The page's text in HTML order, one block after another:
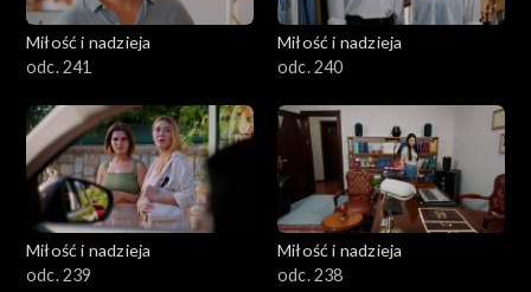
Miłość i nadzieja
odc. 241
Miłość i nadzieja
odc. 240
Miłość i nadzieja
odc. 239
Miłość i nadzieja
odc. 238